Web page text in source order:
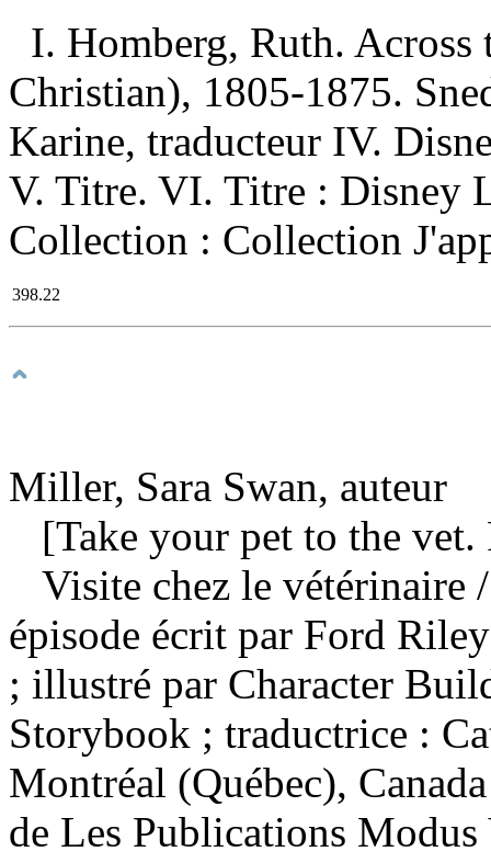
I. Homberg, Ruth. Across
Christian), 1805-1875.
Karine, traducteur IV.
V. Titre. VI. Titre : Disney
Collection : Collection
398.22
Miller, Sara Swan, auteur
[Take your pet to the vet.
Visite chez le vétérinaire
épisode écrit par Ford
; illustré par Character
Storybook ; traductrice :
Montréal (Québec),
de Les Publications